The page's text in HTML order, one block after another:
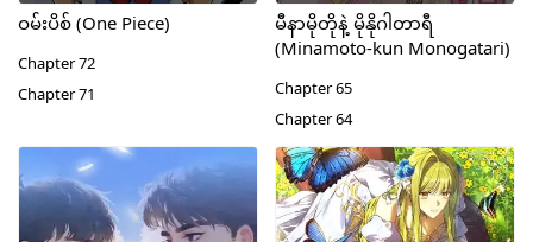
ဝမ်းပိစ် (One Piece)
Chapter 72
Chapter 71
မီနာမိုတိုနဲ့ မိုနိုဂါတာရီ
(Minamoto-kun Monogatari)
Chapter 65
Chapter 64